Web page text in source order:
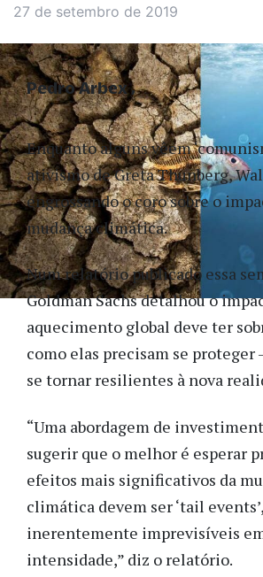
27 de setembro de 2019
Enquanto alguns vêem
ativismo de Greta Thunberg,
engrossando o coro sobre o
mudança climática.
Num relatório publicado essa
Goldman Sachs detalhou o
aquecimento global deve ter
como elas precisam se proteger
se tornar resilientes à nova
“Uma abordagem de
sugerir que o melhor é esperar
efeitos mais significativos da
climática devem ser ‘tail
inerentemente imprevisíveis
intensidade,” diz o relatório.
Pedro Arbex